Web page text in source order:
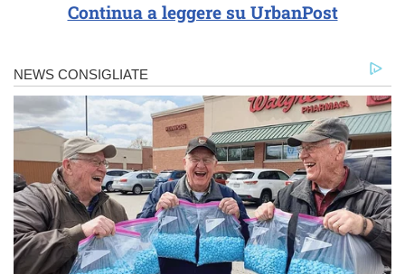
Continua a leggere su UrbanPost